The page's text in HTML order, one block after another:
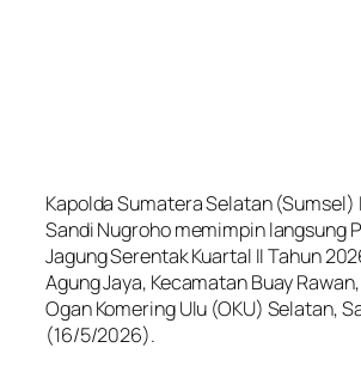
Kapolda Sumatera Selatan (Sumsel)
Sandi Nugroho memimpin langsung
Jagung Serentak Kuartal II Tahun
Agung Jaya, Kecamatan Buay
Ogan Komering Ulu (OKU) Selatan,
(16/5/2026).